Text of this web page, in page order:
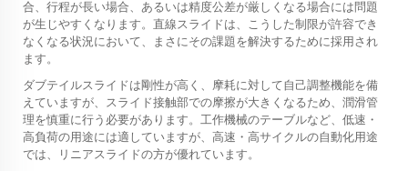
合、行程が長い場合、あるいは精度公差が厳しくなる場合には問題
が生じやすくなります。直線スライドは、こうした制限が許容でき
なくなる状況において、まさにその課題を解決するために採用され
ます。
ダブテイルスライドは剛性が高く、摩耗に対して自己調整機能を備
えていますが、スライド接触部での摩擦が大きくなるため、潤滑管
理を慎重に行う必要があります。工作機械のテーブルなど、低速・
高負荷の用途には適していますが、高速・高サイクルの自動化用途
では、リニアスライドの方が優れています。